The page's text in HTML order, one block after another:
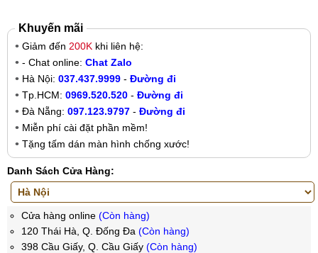
Khuyến mãi
Giảm đến 200K khi liên hệ:
- Chat online: Chat Zalo
Hà Nội: 037.437.9999 - Đường đi
Tp.HCM: 0969.520.520 - Đường đi
Đà Nẵng: 097.123.9797 - Đường đi
Miễn phí cài đặt phần mềm!
Tặng tấm dán màn hình chống xước!
Danh Sách Cửa Hàng:
Cửa hàng online (Còn hàng)
120 Thái Hà, Q. Đống Đa (Còn hàng)
398 Cầu Giấy, Q. Cầu Giấy (Còn hàng)